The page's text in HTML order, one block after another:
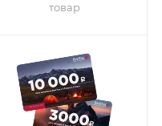
товар